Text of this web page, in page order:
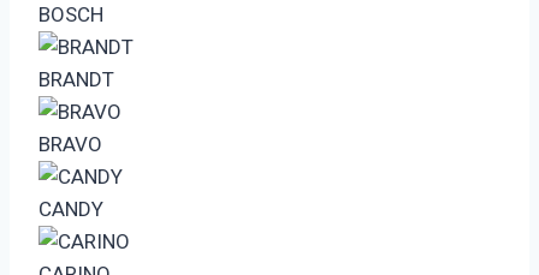
BOSCH
BRANDT
BRAVO
CANDY